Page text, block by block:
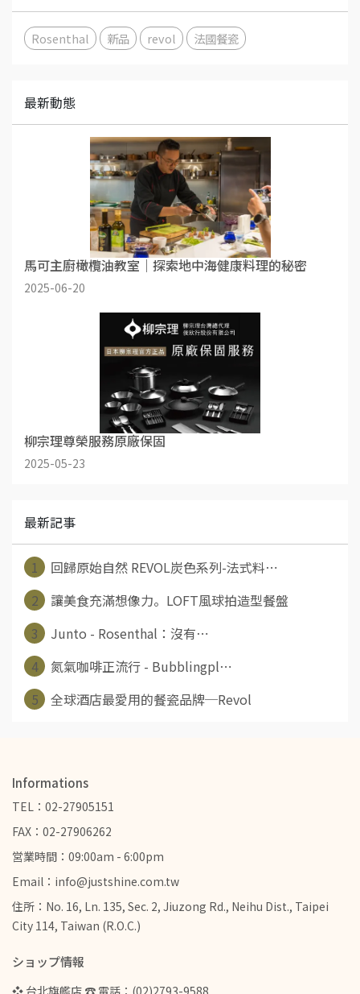
Rosenthal 新品 revol 法國餐瓷
最新動態
馬可主廚橄欖油教室｜探索地中海健康料理的秘密
2025-06-20
柳宗理尊榮服務原廠保固
2025-05-23
最新記事
1
回歸原始自然 REVOL炭色系列-法式料⋯
2
讓美食充滿想像力。LOFT風球拍造型餐盤
3
Junto - Rosenthal：沒有⋯
4
氮氣咖啡正流行 - Bubblingpl⋯
5
全球酒店最愛用的餐瓷品牌─Revol
Informations
TEL：02-27905151
FAX：02-27906262
営業時間：09:00am - 6:00pm
Email：info@justshine.com.tw
住所：No. 16, Ln. 135, Sec. 2, Jiuzong Rd., Neihu Dist., Taipei
City 114, Taiwan (R.O.C.)
ショップ情報
❖ 台北旗艦店 ☎ 電話：(02)2793-9588